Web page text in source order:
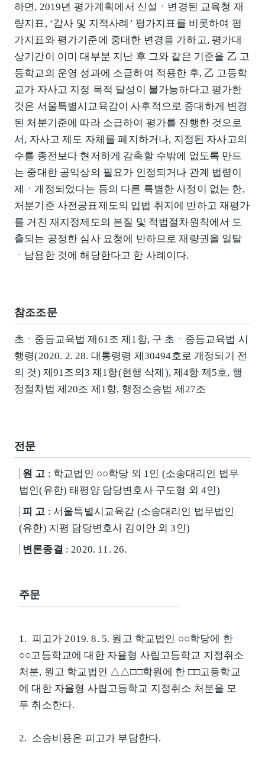
하면, 2019년 평가계획에서 신설ㆍ변경된 교육청 재
량지표, ‘감사 및 지적사례’ 평가지표를 비롯하여 평
가지표와 평가기준에 중대한 변경을 가하고, 평가대
상기간이 이미 대부분 지난 후 그와 같은 기준을 乙 고
등학교의 운영 성과에 소급하여 적용한 후, 乙 고등학
교가 자사고 지정 목적 달성이 불가능하다고 평가한
것은 서울특별시교육감이 사후적으로 중대하게 변경
된 처분기준에 따라 소급하여 평가를 진행한 것으로
서, 자사고 제도 자체를 폐지하거나, 지정된 자사고의
수를 종전보다 현저하게 감축할 수밖에 없도록 만드
는 중대한 공익상의 필요가 인정되거나 관계 법령이
제ㆍ개정되었다는 등의 다른 특별한 사정이 없는 한,
처분기준 사전공표제도의 입법 취지에 반하고 재평가
를 거친 재지정제도의 본질 및 적법절차원칙에서 도
출되는 공정한 심사 요청에 반하므로 재량권을 일탈
ㆍ남용한 것에 해당한다고 한 사례이다.
참조조문
초ㆍ중등교육법 제61조 제1항, 구 초ㆍ중등교육법 시
행령(2020. 2. 28. 대통령령 제30494호로 개정되기 전
의 것) 제91조의3 제1항(현행 삭제), 제4항 제5호, 행
정절차법 제20조 제1항, 행정소송법 제27조
전문
원 고 : 학교법인 ○○학당 외 1인 (소송대리인 법무
법인(유한) 태평양 담당변호사 구도형 외 4인)
피 고 : 서울특별시교육감 (소송대리인 법무법인
(유한) 지평 담당변호사 김이안 외 3인)
변론종결 : 2020. 11. 26.
주문
1. 피고가 2019. 8. 5. 원고 학교법인 ○○학당에 한
○○고등학교에 대한 자율형 사립고등학교 지정취소
처분, 원고 학교법인 △△□□학원에 한 □□고등학교
에 대한 자율형 사립고등학교 지정취소 처분을 모
두 취소한다.
2. 소송비용은 피고가 부담한다.